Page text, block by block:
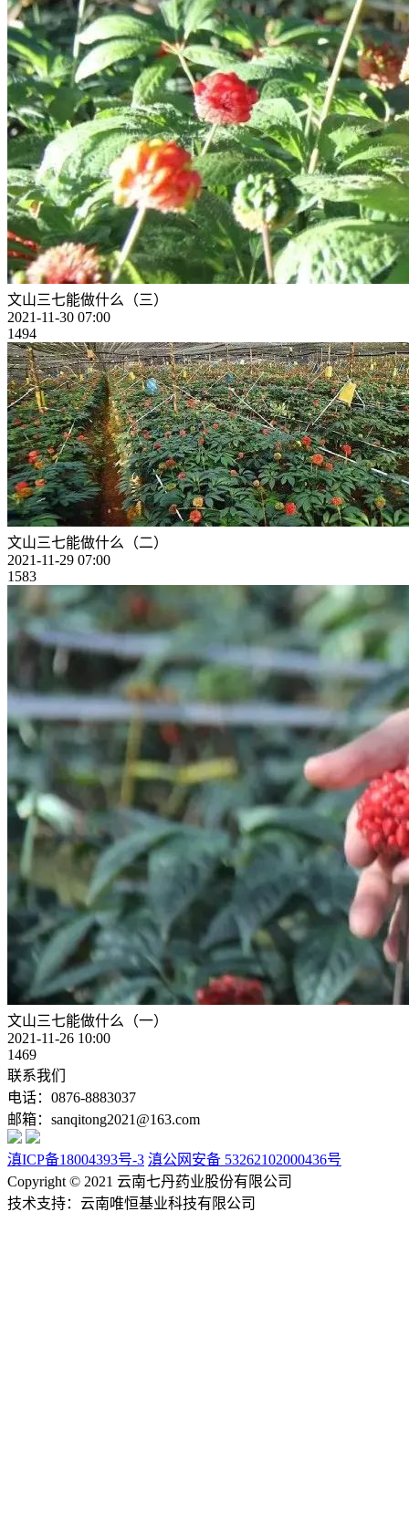
文山三七能做什么（三）
2021-11-30 07:00
1494
文山三七能做什么（二）
2021-11-29 07:00
1583
文山三七能做什么（一）
2021-11-26 10:00
1469
联系我们
电话：0876-8883037
邮箱：sanqitong2021@163.com
滇ICP备18004393号-3 滇公网安备 53262102000436号
Copyright © 2021 云南七丹药业股份有限公司
技术支持：云南唯恒基业科技有限公司